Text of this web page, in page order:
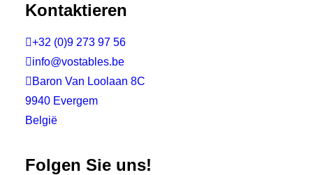
Kontaktieren
+32 (0)9 273 97 56
info@vostables.be
 Baron Van Loolaan 8C
9940 Evergem
België
Folgen Sie uns!